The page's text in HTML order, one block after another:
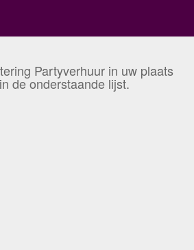
Partyverhuur in uw plaats
de onderstaande lijst.